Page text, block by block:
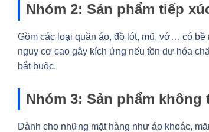
Nhóm 2: Sản phẩm tiếp
Gồm các loại quần áo, đồ lót, mũ, vớ… có
nguy cơ cao gây kích ứng nếu tồn dư hóa
bắt buộc.
Nhóm 3: Sản phẩm
Dành cho những mặt hàng như áo khoác,